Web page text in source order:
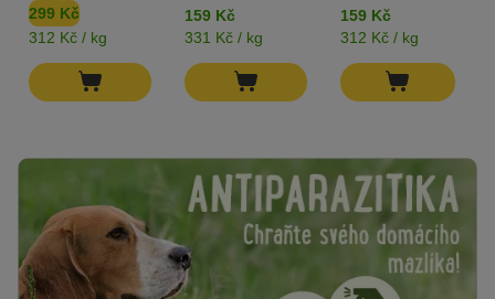
299 Kč
312 Kč / kg
159 Kč
331 Kč / kg
159 Kč
312 Kč / kg